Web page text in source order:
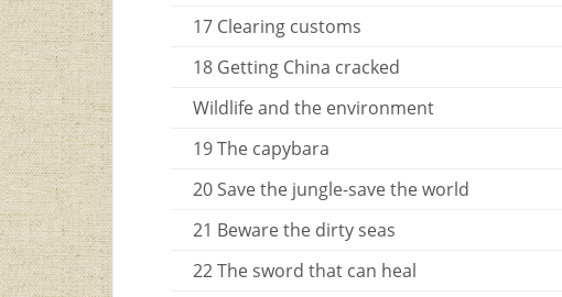
17 Clearing customs
18 Getting China cracked
Wildlife and the environment
19 The capybara
20 Save the jungle-save the world
21 Beware the dirty seas
22 The sword that can heal